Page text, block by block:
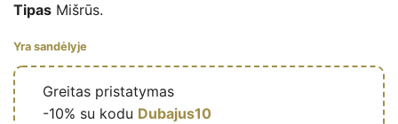
Tipas Mišrūs.
Yra sandėlyje
Greitas pristatymas
-10% su kodu Dubajus10